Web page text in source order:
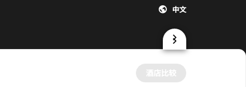
酒店比较
中文